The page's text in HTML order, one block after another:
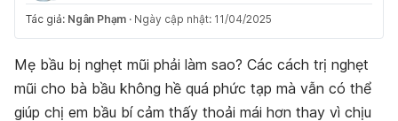
Tác giả: Ngân Phạm · Ngày cập nhật: 11/04/2025
Mẹ bầu bị nghẹt mũi phải làm sao? Các cách trị nghẹt
mũi cho bà bầu không hề quá phức tạp mà vẫn có thể
giúp chị em bầu bí cảm thấy thoải mái hơn thay vì chịu